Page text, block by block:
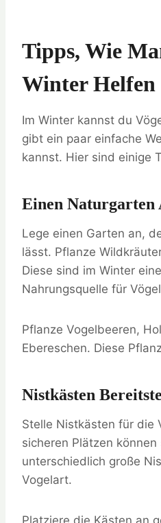
Tipps, Wie
Winter
Im Winter kannst du
gibt ein paar einfache
kannst. Hier sind einige
Einen Naturgarten
Lege einen Garten an,
lässt. Pflanze
Diese sind im Winter
Nahrungsquelle für
Pflanze Vogelbeeren,
Ebereschen. Diese
Nistkästen
Stelle Nistkästen für die
sicheren Plätzen
unterschiedlich große
Vogelart.